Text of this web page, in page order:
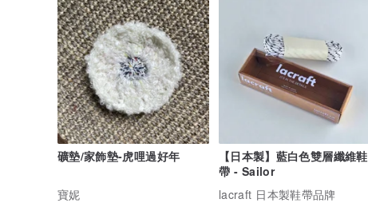
礦墊/家飾墊-虎哩過好年
寶妮
【日本製】藍白色雙層纖維鞋
帶 - Sailor
lacraft 日本製鞋帶品牌